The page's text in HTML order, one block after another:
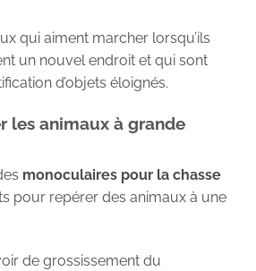
qui aiment marcher lorsqu’ils
un nouvel endroit et qui sont
d’objets éloignés.
les animaux à grande
monoculaires pour la chasse
pour repérer des animaux à une
de grossissement du